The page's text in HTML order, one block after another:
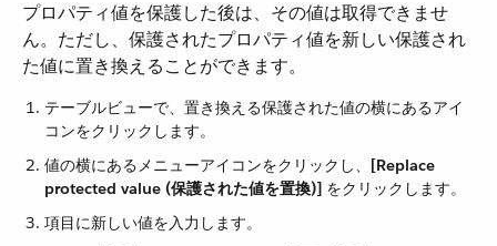
プロパティ値を保護した後は、その値は取得できませ
ん。ただし、保護されたプロパティ値を新しい保護され
た値に置き換えることができます。
テーブルビューで、置き換える保護された値の横にあるアイ
コンをクリックします。
値の横にあるメニューアイコンをクリックし、​ [Replace
protected value (保護された値を置換)] ​ をクリックします。
項目に新しい値を入力します。